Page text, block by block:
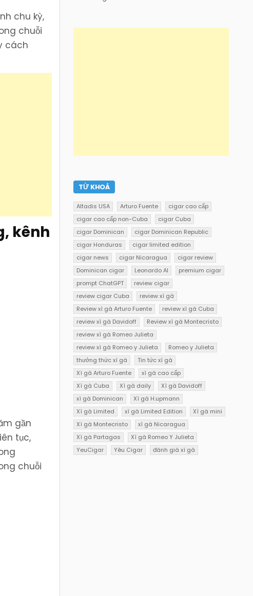
chu kỳ,
chuỗi
cách
kênh
gần
tục,
chuỗi
TỪ KHOÁ
Altadis USA Arturo Fuente
cigar cao cấp
cigar cao cấp non-Cuba
cigar Cuba
cigar Dominican
cigar Dominican Republic
cigar Honduras
cigar limited edition
cigar news
cigar Nicaragua
cigar review
Dominican cigar
Leonardo AI
premium cigar
prompt ChatGPT
review cigar
review cigar Cuba
review xì gà
Review xì gà Arturo Fuente
review xì gà Cuba
review xì gà Davidoff
Review xì gà Montecristo
review xì gà Romeo Julieta
review xì gà Romeo y Julieta
Romeo y Julieta
thưởng thức xì gà
Tin tức xì gà
Xì gà Arturo Fuente
xì gà cao cấp
Xì gà Cuba
Xì gà daily
Xì gà Davidoff
xì gà Dominican
Xì gà H.upmann
Xì gà Limited
xì gà Limited Edition
Xì gà mini
Xì gà Montecristo
xì gà Nicaragua
Xì gà Partagas
Xì gà Romeo Y Julieta
YeuCigar
Yêu Cigar đánh giá xì gà